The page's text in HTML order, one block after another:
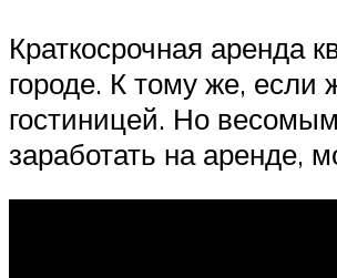
Краткосрочная аренда
городе. К тому же, если
гостиницей. Но
заработать на аренде,